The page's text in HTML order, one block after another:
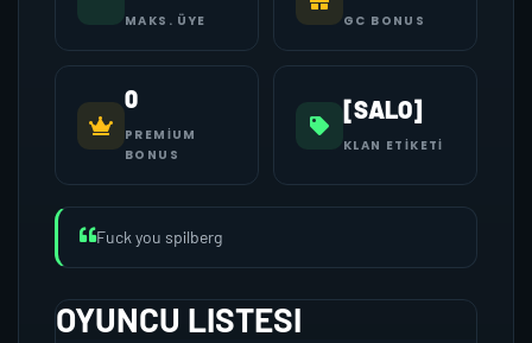
MAKS. ÜYE GC BONUS
0
PREMIUM
BONUS
[SALO]
KLAN ETIKETI
Fuck you spilberg
OYUNCU LISTESI